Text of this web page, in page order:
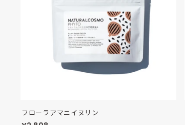
フローラアマニイヌリン